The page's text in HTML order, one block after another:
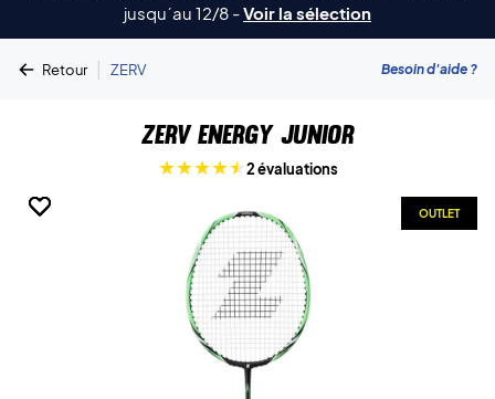
jusqu´au 12/8 -Voir la sélection
Retour | ZERV Besoin d'aide ?
ZERV Energy Junior
2 évaluations
OUTLET
OUTLET
OUTLET
OUTLET